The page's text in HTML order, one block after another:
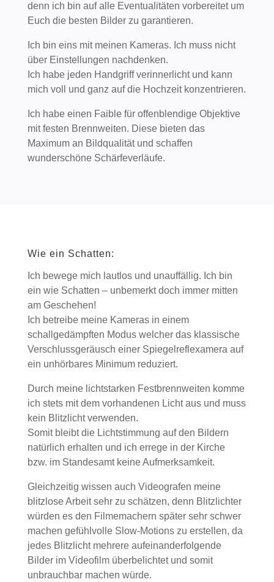
denn ich bin auf alle Eventualitäten vorbereitet um
Euch die besten Bilder zu garantieren.
Ich bin eins mit meinen Kameras. Ich muss nicht
über Einstellungen nachdenken.
Ich habe jeden Handgriff verinnerlicht und kann
mich voll und ganz auf die Hochzeit konzentrieren.
Ich habe einen Faible für offenblendige Objektive
mit festen Brennweiten. Diese bieten das
Maximum an Bildqualität und schaffen
wunderschöne Schärfeverläufe.
Wie ein Schatten:
Ich bewege mich lautlos und unauffällig. Ich bin
ein wie Schatten – unbemerkt doch immer mitten
am Geschehen!
Ich betreibe meine Kameras in einem
schallgedämpften Modus welcher das klassische
Verschlussgeräusch einer Spiegelreflexamera auf
ein unhörbares Minimum reduziert.
Durch meine lichtstarken Festbrennweiten komme
ich stets mit dem vorhandenen Licht aus und muss
kein Blitzlicht verwenden.
Somit bleibt die Lichtstimmung auf den Bildern
natürlich erhalten und ich errege in der Kirche
bzw. im Standesamt keine Aufmerksamkeit.
Gleichzeitig wissen auch Videografen meine
blitzlose Arbeit sehr zu schätzen, denn Blitzlichter
würden es den Filmemachern später sehr schwer
machen gefühlvolle Slow-Motions zu erstellen, da
jedes Blitzlicht mehrere aufeinanderfolgende
Bilder im Videofilm überbelichtet und somit
unbrauchbar machen würde.